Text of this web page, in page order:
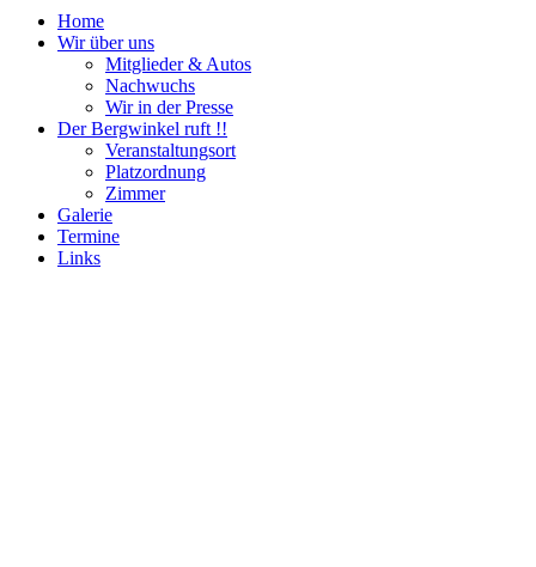
Home
Wir über uns
Mitglieder & Autos
Nachwuchs
Wir in der Presse
Der Bergwinkel ruft !!
Veranstaltungsort
Platzordnung
Zimmer
Galerie
Termine
Links